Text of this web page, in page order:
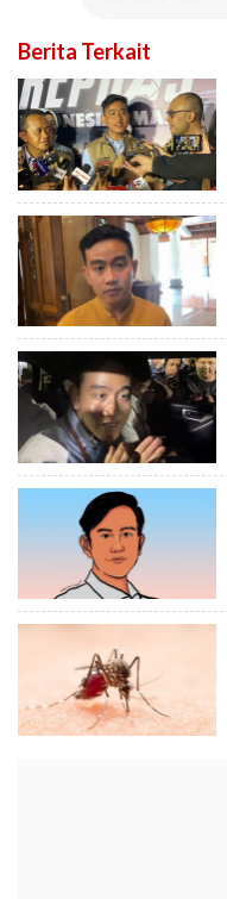
Berita Terkait